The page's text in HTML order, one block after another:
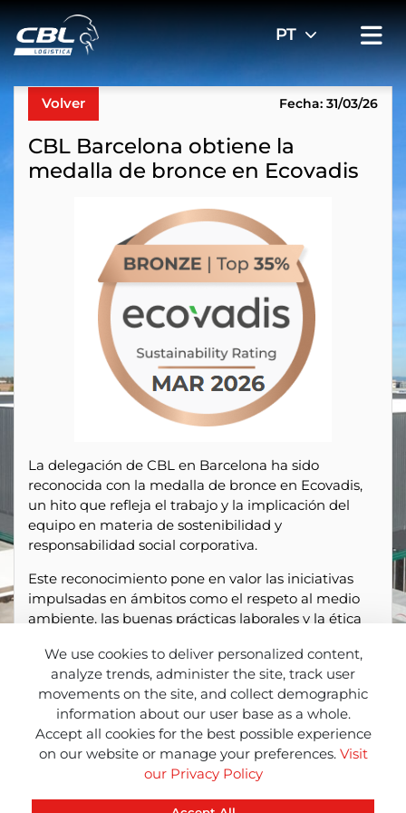
Volver Fecha: 31/03/26
CBL Barcelona obtiene la
medalla de bronce en Ecovadis
La delegación de CBL en Barcelona ha sido
reconocida con la medalla de bronce en Ecovadis,
un hito que refleja el trabajo y la implicación del
equipo en materia de sostenibilidad y
responsabilidad social corporativa.
Este reconocimiento pone en valor las iniciativas
impulsadas en ámbitos como el respeto al medio
ambiente, las buenas prácticas laborales y la ética
el compromiso de CBL por integrar la sostenibilidad
en su día a día.
La obtención de esta medalla supone un impulso
para seguir avanzando, reforzando las acciones ya
en marcha y apostando por una mejora continua
en todos los aspectos relacionados con la RSC.
We use cookies to deliver personalized content,
analyze trends, administer the site, track user
movements on the site, and collect demographic
information about our user base as a whole.
Accept all cookies for the best possible experience
on our website or manage your preferences. Visit
our Privacy Policy